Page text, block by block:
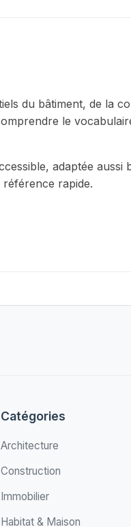
du bâtiment, de la
le
adaptée aussi
rapide.
Catégories
Architecture
Construction
Immobilier
Habitat & Maison